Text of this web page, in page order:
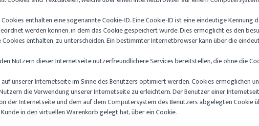
enthalten eine sogenannte Cookie-ID. Eine Cookie-ID ist eine eindeutige Kennung
werden können, in dem das Cookie gespeichert wurde. Dies ermöglicht es den
enthalten, zu unterscheiden. Ein bestimmter Internetbrowser kann über die
Nutzern dieser Internetseite nutzerfreundlichere Services bereitstellen, die ohne die
unserer Internetseite im Sinne des Benutzers optimiert werden. Cookies ermöglichen
die Verwendung unserer Internetseite zu erleichtern. Der Benutzer einer
der Internetseite und dem auf dem Computersystem des Benutzers abgelegten Cookie
in den virtuellen Warenkorb gelegt hat, über ein Cookie.